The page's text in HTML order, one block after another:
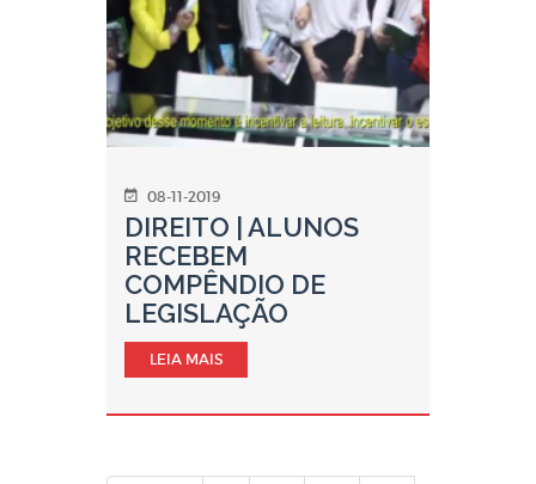
08-11-2019
DIREITO | ALUNOS
RECEBEM
COMPÊNDIO DE
LEGISLAÇÃO
LEIA MAIS